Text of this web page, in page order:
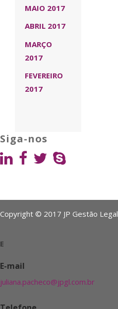
MAIO 2017
ABRIL 2017
MARÇO
2017
FEVEREIRO
2017
Siga-nos
Copyright © 2017 JP Gestão Legal
E
E-mail
juliana.pacheco@jpgl.com.br